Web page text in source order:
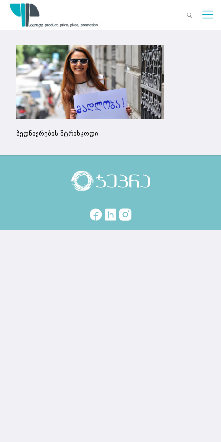
ბედნიერების შტრიხკოდი